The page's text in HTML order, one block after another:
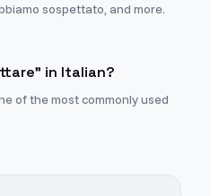
sospettato, and more.
in Italian?
of the most commonly used